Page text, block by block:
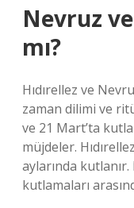
Nevruz ve
mı?
Hıdırellez ve
zaman dilimi ve
ve 21 Mart’ta
müjdeler.
aylarında kutlanır.
kutlamaları